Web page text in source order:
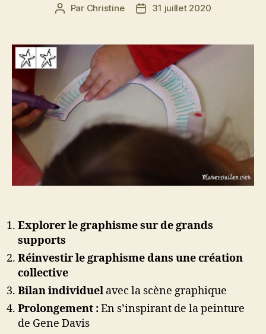
Auteur
Par Christine
Date31 juillet 2020
Explorer le graphisme sur de grands
supports
Réinvestir le graphisme dans une création
collective
Bilan individuel avec la scène graphique
Prolongement :En s’inspirant de la peinture
de Gene Davis